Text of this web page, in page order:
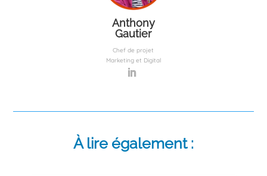
Anthony
Gautier
Chef de projet
Marketing et Digital
À lire également :